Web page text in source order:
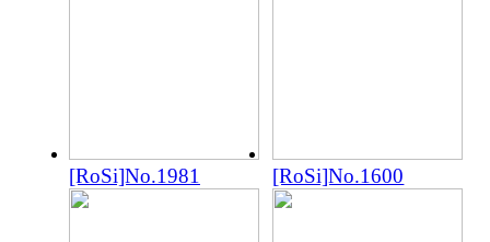
[RoSi]No.1981 [RoSi]No.1600